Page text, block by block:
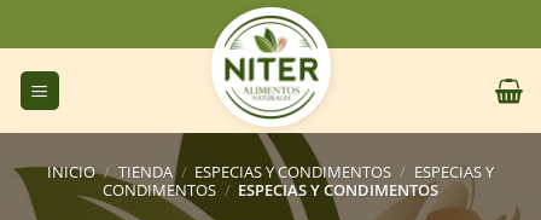
al
contenido
INICIO / TIENDA / ESPECIAS Y CONDIMENTOS / ESPECIAS Y
CONDIMENTOS / ESPECIAS Y CONDIMENTOS